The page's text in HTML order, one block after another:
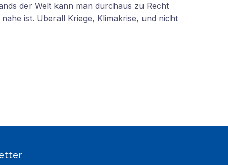
der Welt kann man durchaus zu Recht
ist. Überall Kriege, Klimakrise, und nicht